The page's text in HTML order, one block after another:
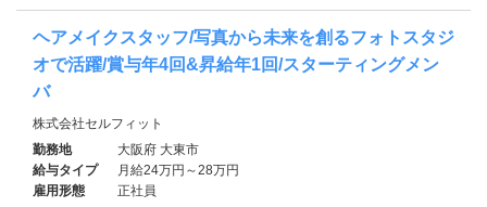
ヘアメイクスタッフ/写真から未来を創るフォトスタジ
オで活躍/賞与年4回&昇給年1回/スターティングメン
バ
株式会社セルフィット
勤務地
大阪府 大東市
給与タイプ
月給24万円～28万円
雇用形態
正社員